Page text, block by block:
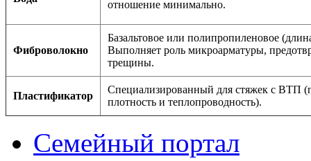
отношение минимально.
Фиброволокно
Базальтовое или полипропиленовое
Выполняет роль микроарматуры,
трещины.
Пластификатор
Специализированный для стяжек с ВТП
плотность и теплопроводность).
Семейный портал